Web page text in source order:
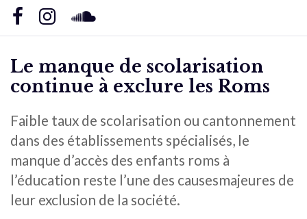
Le manque de scolarisation
continue à exclure les Roms
Faible taux de scolarisation ou cantonnement
dans des établissements spécialisés, le
manque d’accès des enfants roms à
l’éducation reste l’une des causesmajeures de
leur exclusion de la société.